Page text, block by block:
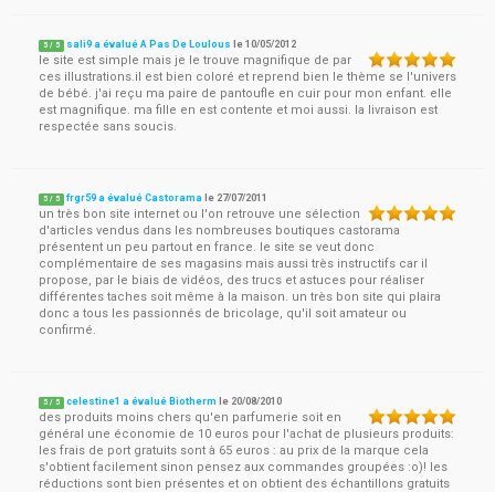
5 / 5 sali9 a évalué A Pas De Loulous le10/05/2012
le site est simple mais je le trouve magnifique de par
ces illustrations.il est bien coloré et reprend bien le thème se l'univers
de bébé. j'ai reçu ma paire de pantoufle en cuir pour mon enfant. elle
est magnifique. ma fille en est contente et moi aussi. la livraison est
respectée sans soucis.
5 / 5 frgr59 a évalué Castorama le 27/07/2011
un très bon site internet ou l'on retrouve une sélection
d'articles vendus dans les nombreuses boutiques castorama
présentent un peu partout en france. le site se veut donc
complémentaire de ses magasins mais aussi très instructifs car il
propose, par le biais de vidéos, des trucs et astuces pour réaliser
différentes taches soit même à la maison. un très bon site qui plaira
donc a tous les passionnés de bricolage, qu'il soit amateur ou
confirmé.
5 / 5 celestine1 a évalué Biotherm le 20/08/2010
des produits moins chers qu'en parfumerie soit en
général une économie de 10 euros pour l'achat de plusieurs produits:
les frais de port gratuits sont à 65 euros : au prix de la marque cela
s'obtient facilement sinon pensez aux commandes groupées :o)! les
réductions sont bien présentes et on obtient des échantillons gratuits